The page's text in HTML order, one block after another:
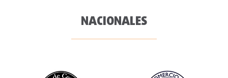
NACIONALES